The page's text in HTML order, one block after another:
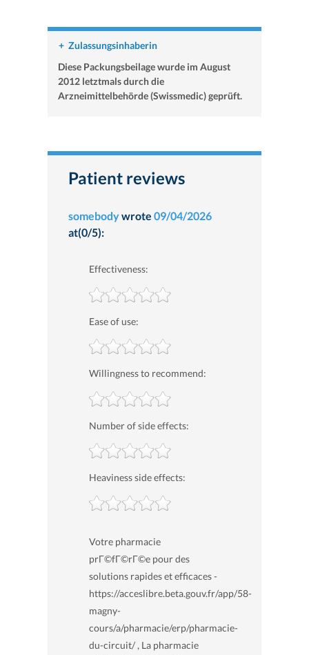
+ Zulassungsinhaberin
Diese Packungsbeilage wurde im August
2012 letztmals durch die
Arzneimittelbehörde (Swissmedic) geprüft.
Patient reviews
somebodywrote 09/04/2026
at(0/5):
Effectiveness:
Ease of use:
Willingness to recommend:
Number of side effects:
Heaviness side effects:
Votre pharmacie
prГ©fГ©rГ©e pour des
solutions rapides et efficaces -
https://acceslibre.beta.gouv.fr/app/58-
magny-
cours/a/pharmacie/erp/pharmacie-
du-circuit/ , La pharmacie